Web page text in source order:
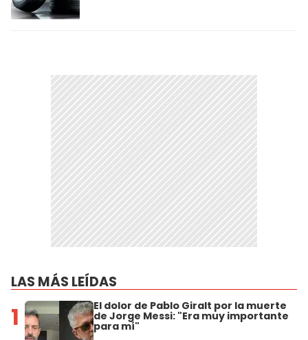
LAS MÁS LEÍDAS
1 El dolor de Pablo Giralt por la muerte
de Jorge Messi: "Era muy importante
para mí"